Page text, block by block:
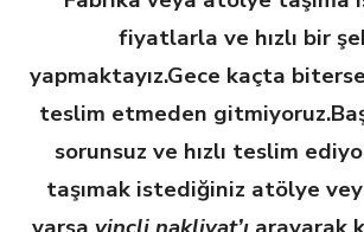
fiyatlarla ve hızlı bir
yapmaktayız.Gece kaçta
teslim etmeden
sorunsuz ve hızlı teslim
taşımak istediğiniz atölye